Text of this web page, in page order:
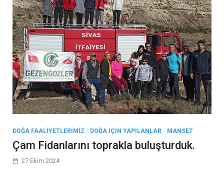
DOĞA FAALIYETLERIMIZ / DOĞA IÇIN YAPILANLAR / MANSET
Çam Fidanlarını toprakla buluşturduk.
27 Ekim 2024